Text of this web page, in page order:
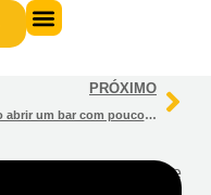
PRÓXIMO
Como abrir um bar com pouco dinheiro?